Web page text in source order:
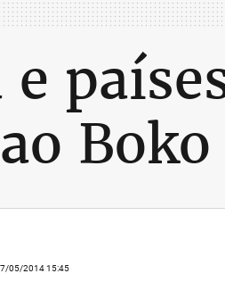
05/2014 15:45